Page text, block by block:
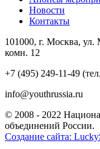
Новости
Контакты
101000, г. Москва, ул.
комн. 12
+7 (495) 249-11-49
info@youthrussia.ru
© 2008 - 2022
объединений России.
Создание сайта: